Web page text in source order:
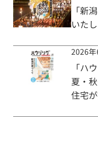
「新
いた
2026
「ハ
夏・
住宅